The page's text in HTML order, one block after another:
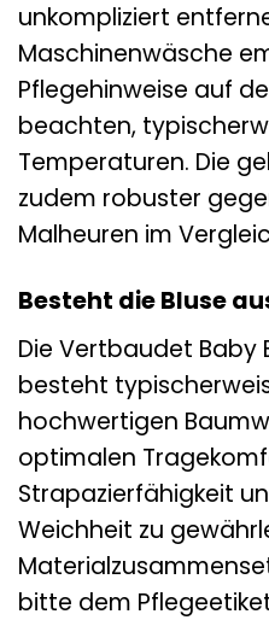
unkompliziert
Maschinenwäsche
Pflegehinweise auf
beachten,
Temperaturen. Die
zudem robuster
Malheuren im
Besteht die Bluse
Die Vertbaudet Baby
besteht
hochwertigen
optimalen
Strapazierfähigkeit
Weichheit zu
bitte dem